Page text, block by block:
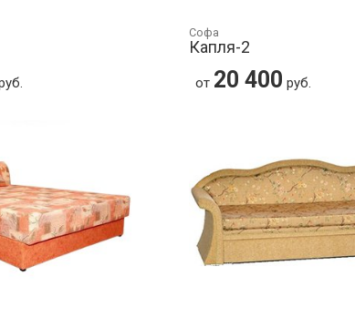
Софа
Капля-2
от 20 400 руб.